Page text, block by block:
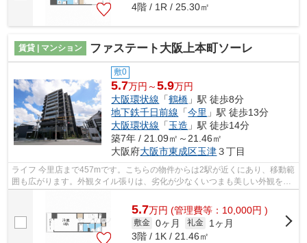
4階 / 1R / 25.30㎡
賃貸 | マンション ファステート大阪上本町ソーレ
敷0
5.7万円～5.9万円
大阪環状線 「鶴橋 」駅 徒歩8分
地下鉄千日前線 「今里 」駅 徒歩13分
大阪環状線 「玉造 」駅 徒歩14分
築7年 / 21.09㎡～21.46㎡
大阪府大阪市東成区玉津３丁目
ライフ 今里店まで457mです。こちらの物件からは2駅が近くにあり、移動範
囲も広がります。外観タイル張りは、劣化が少なくいつまも美しい外観を保
5.7万円 (管理費等：10,000円 )
敷金 0ヶ月 礼金
1ヶ月
3階 / 1K / 21.46㎡